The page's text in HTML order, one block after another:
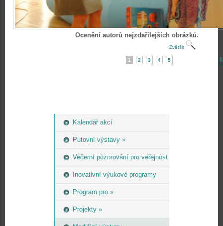
Kalendář akcí
Putovní výstavy »
Večerní pozorování pro veřejnost
Inovativní výukové programy
Program pro »
Projekty »
Ocenění autorů nejzdařilejších obrázků.
Zvětšit
1 2 3 4 5